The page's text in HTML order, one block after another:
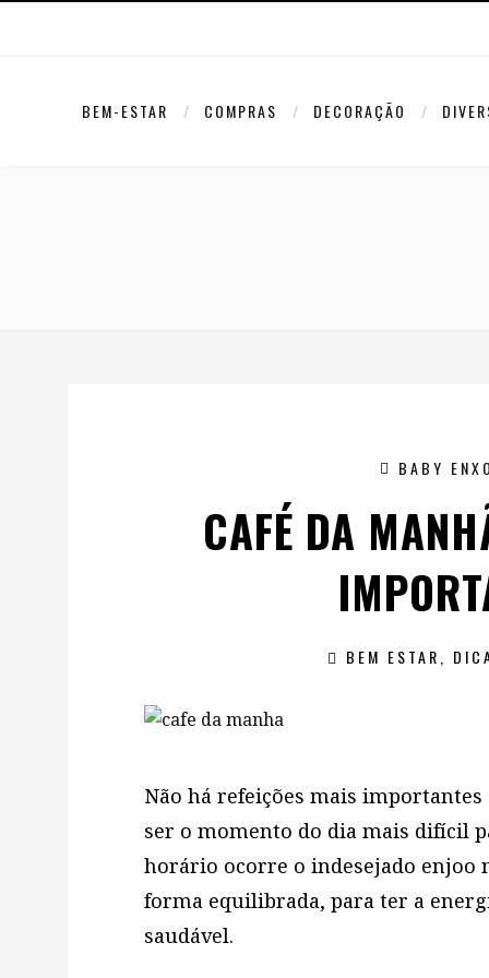
BEM-ESTAR COMPRAS DECORAÇÃO
BABY
CAFÉ DA
BEM ESTAR
Não há refeições mais
ser o momento do dia mais difícil
horário ocorre o indesejado enjoo
forma equilibrada, para ter a
saudável.